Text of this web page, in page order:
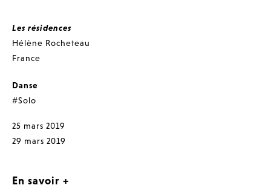
Les résidences
Hélène Rocheteau
France
Danse
#Solo
25 mars 2019
29 mars 2019
En savoir +